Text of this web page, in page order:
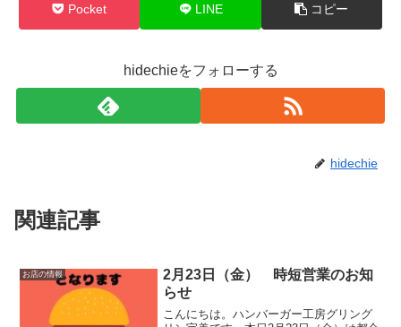
Pocket LINE コピー
hidechieをフォローする
hidechie
関連記事
お店の情報
2月23日（金） 時短営業のお知
らせ
こんにちは。ハンバーガー工房グリング